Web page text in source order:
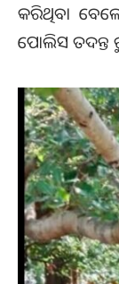
କରିଥିବା
ପୋଲିସ ତଦନ୍ତ